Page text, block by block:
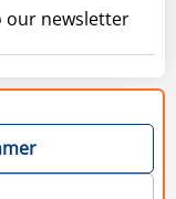
our newsletter